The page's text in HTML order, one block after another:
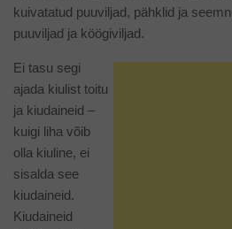
kuivatatud puuviljad, pähklid ja
puuviljad ja köögiviljad.
Ei tasu segi
ajada kiulist toitu
ja kiudaineid –
kuigi liha võib
olla kiuline, ei
sisalda see
kiudaineid.
Kiudaineid